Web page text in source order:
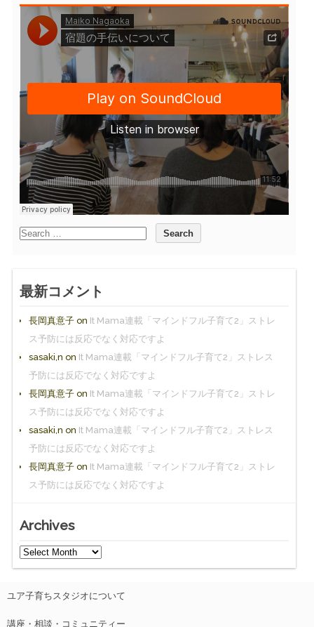
最新コメント
長岡真意子on It Mama連載「マインドフル子育て2」ストレ
ス予防には反応でなく対応ですよ
sasaki,n on It Mama連載「マインドフル子育て2」ストレス
予防には反応でなく対応ですよ
長岡真意子on It Mama連載「マインドフル子育て2」ストレ
ス予防には反応でなく対応ですよ
sasaki,n on It Mama連載「マインドフル子育て2」ストレス
予防には反応でなく対応ですよ
長岡真意子on It Mama連載「マインドフル子育て2」ストレ
ス予防には反応でなく対応ですよ
Archives
ユア子育ちスタジオについて
講座・相談・コミュニティー